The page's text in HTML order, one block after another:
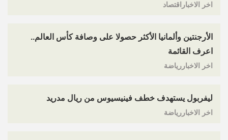
اخر الاخباراقتصاد
الأرجنتين وألمانيا الأكثر حصولا على وصافة كأس العالم..
اعرف القائمة
اخر الاخباررياضة
ليفربول يستهدف خطف فينيسيوس من ريال مدريد
اخر الاخباررياضة